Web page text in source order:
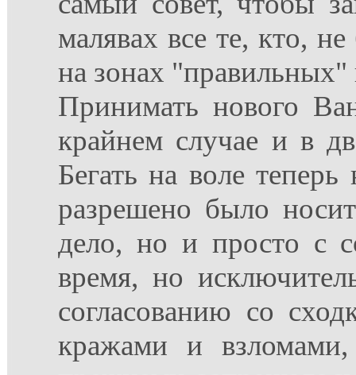
малявах все те, кто,
на зонах "правильных"
Принимать нового
крайнем случае и в
Бегать на воле
разрешено было
дело, но и просто с
время, но
согласованию со
кражами и